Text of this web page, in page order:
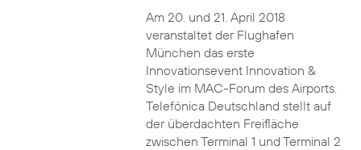
Am 20. und 21. April 2018
veranstaltet der Flughafen
München das erste
Innovationsevent Innovation &
Style im MAC-Forum des Airports.
Telefónica Deutschland stellt auf
der überdachten Freifläche
zwischen Terminal 1 und Terminal 2